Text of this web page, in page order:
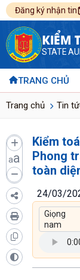
Đăng ký nhận tin
KIỂM
STATE
TRANG CHỦ
Trang chủ Tin
aa
Kiểm
Phong
toàn
24/03/